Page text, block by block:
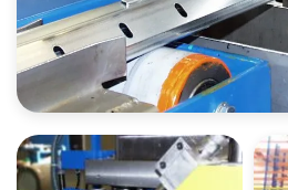
ABRA A GALERIA DE IMAGENS